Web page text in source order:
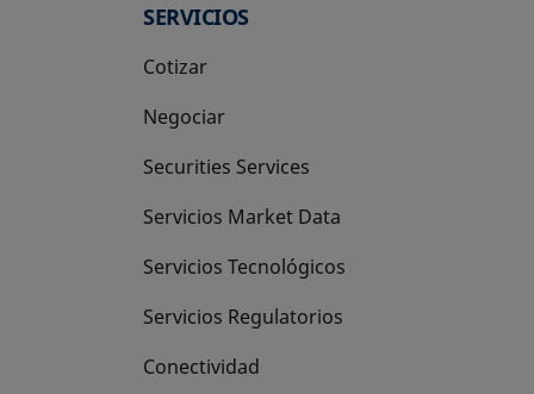
SERVICIOS
Cotizar
Negociar
Securities Services
Servicios Market Data
Servicios Tecnológicos
Servicios Regulatorios
Conectividad